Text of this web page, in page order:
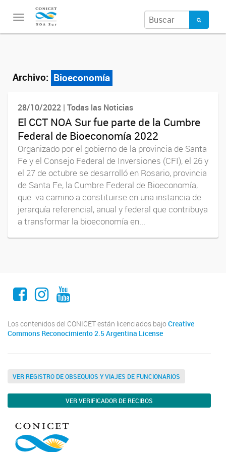
Toggle
navigation
Archivo: Bioeconomía
28/10/2022 | Todas las Noticias
El CCT NOA Sur fue parte de la Cumbre
Federal de Bioeconomía 2022
Organizado por el gobierno de la provincia de Santa
Fe y el Consejo Federal de Inversiones (CFI), el 26 y
el 27 de octubre se desarrolló en Rosario, provincia
de Santa Fe, la Cumbre Federal de Bioeconomía,
que va camino a constituirse en una instancia de
jerarquía referencial, anual y federal que contribuya
a transformar la bioeconomía en...
Facebook
Instagram
Youtube
Los contenidos del CONICET están licenciados bajo Creative
Commons Reconocimiento 2.5 Argentina License
VER REGISTRO DE OBSEQUIOS Y VIAJES DE FUNCIONARIOS
VER VERIFICADOR DE RECIBOS